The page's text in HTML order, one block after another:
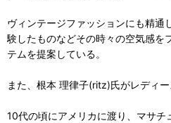
ヴィンテージファッションにも精通
験したものなどその時々の空気感を
テムを提案している。
また、根本 理律子(ritz)氏がレディ
10代の頃にアメリカに渡り、マサチ